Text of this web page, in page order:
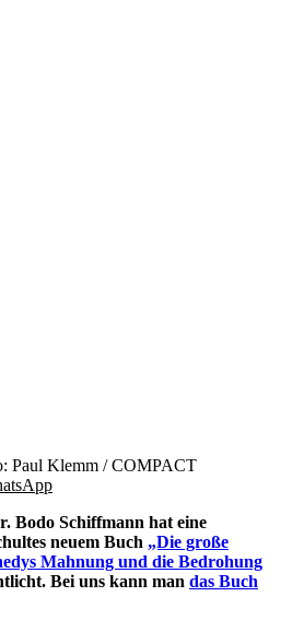
Paul Klemm / COMPACT
Bodo Schiffmann hat eine
neuem Buch „Die große
Mahnung und die Bedrohung
Bei uns kann man das Buch